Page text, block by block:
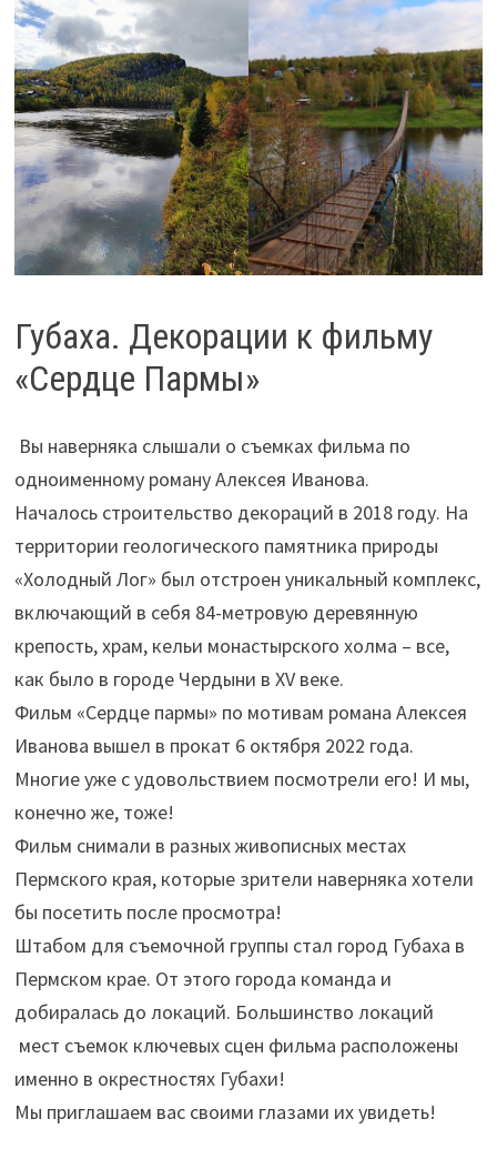
Губаха. Декорации к фильму
«Сердце Пармы»
Вы наверняка слышали о съемках фильма по
одноименному роману Алексея Иванова.
Началось строительство декораций в 2018 году. На
территории геологического памятника природы
«Холодный Лог» был отстроен уникальный комплекс,
включающий в себя 84-метровую деревянную
крепость, храм, кельи монастырского холма – все,
как было в городе Чердыни в XV веке.
Фильм «Сердце пармы» по мотивам романа Алексея
Иванова вышел в прокат 6 октября 2022 года.
Многие уже с удовольствием посмотрели его! И мы,
конечно же, тоже!
Фильм снимали в разных живописных местах
Пермского края, которые зрители наверняка хотели
бы посетить после просмотра!
Штабом для съемочной группы стал город Губаха в
Пермском крае. От этого города команда и
добиралась до локаций. Большинство локаций
мест съемок ключевых сцен фильма расположены
именно в окрестностях Губахи!
Мы приглашаем вас своими глазами их увидеть!